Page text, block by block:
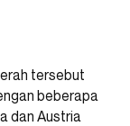
tersebut
beberapa
dan Austria